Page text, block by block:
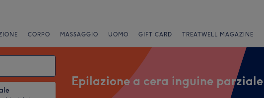
CORPO MASSAGGIO UOMO GIFT CARD TREATWELL MAGAZINE
Epilazione a cera inguine parziale